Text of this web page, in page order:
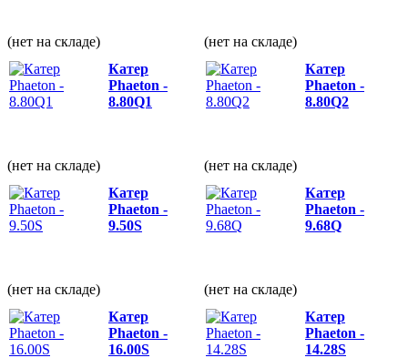
(нет на складе)
(нет на складе)
Катер
Phaeton -
8.80Q1
(нет на складе)
Катер
Phaeton -
8.80Q2
(нет на складе)
Катер
Phaeton -
9.50S
(нет на складе)
Катер
Phaeton -
9.68Q
(нет на складе)
Катер
Phaeton -
16.00S
Катер
Phaeton -
14.28S